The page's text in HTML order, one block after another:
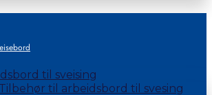
til sveising
Tilbehør til arbeidsbord til svesing